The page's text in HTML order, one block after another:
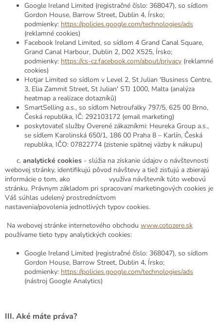
Google Ireland Limited (registračné číslo: 368047), so sídlom
Gordon House, Barrow Street, Dublin 4, Írsko;
podmienky: https://policies.google.com/technologies/ads
(reklamné cookies)
Facebook Ireland Limited, so sídlom 4 Grand Canal Square,
Grand Canal Harbour, Dublin 2, D02 X525, Írsko;
podmienky: https://cs-cz.facebook.com/about/privacy (reklamné
cookies)
Hotjar Limited so sídlom v Level 2, St Julian 'Business Centre,
3, Elia Zammit Street, St Julian' STJ 1000, Malta (analýza
heatmap a realizace dotazníků)
SmartSelling a.s., so sídlom Netroufalky 797/5, 625 00 Brno,
Česká republika, IČ: 292103172 (email marketing)
poskytovateľ služby Overené zákazníkmi: Heureka Group a.s.,
se sídlem Karolinská 650/1, 186 00 Praha 8 – Karlín, Česká
republika, IČO: 07822774 (zistenie spätnej väzby k nákupu)
c. analytické cookies - slúžia na získanie údajov o návštevnosti
webovej stránky, identifikujú pôvod návštevy a tiež zisťujú a zbierajú
informácie o tom, ako využíva návštevník túto webovú
stránku. Právnym základom pri spracovaní marketingových cookies je
Váš súhlas udelený prostredníctvom
nastavenia/povolenia jednotlivých typov cookies.
Na webovej stránke internetového obchodu www.cotozere.sk
používame tieto typy analytických cookies:
Google Ireland Limited (registračné číslo: 368047), so sídlom
Gordon House, Barrow Street, Dublin 4, Írsko;
podmienky: https://policies.google.com/technologies/ads
(nástroj Google Analytics)
III. Aké máte práva?